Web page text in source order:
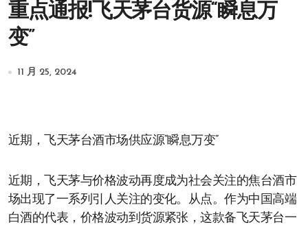
重点通报!飞天茅台货源“瞬息万
变”
11 月 25, 2024
近期，飞天茅台酒市场供应源“瞬息万变”
近期，飞天茅与价格波动再度成为社会关注的焦台酒市
场出现了一系列引人关注的变化。从点。作为中国高端
白酒的代表，价格波动到货源紧张，这款备飞天茅台一